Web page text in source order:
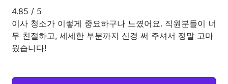
4.85 / 5
이사 청소가 이렇게 중요하구나 느꼈어요. 직원분들이 너
무 친절하고, 세세한 부분까지 신경 써 주셔서 정말 고마
웠습니다!